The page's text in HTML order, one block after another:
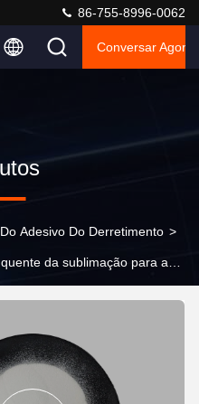
86-755-8996-0062
Conversar Agora
Adesivo Do Derretimento >
da sublimação para a